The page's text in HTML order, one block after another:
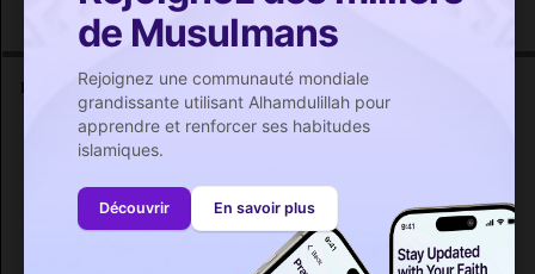
de Musulmans
Rejoignez une communauté mondiale
grandissante utilisant Alhamdulillah pour
apprendre et renforcer ses habitudes
islamiques.
Découvrir En savoir plus
Heure de prière de villes importantes autour de Jouy-le-Moutier
Yerres(47 km)
Viry-Chatillon
(46 km)
Viroflay(25 km)